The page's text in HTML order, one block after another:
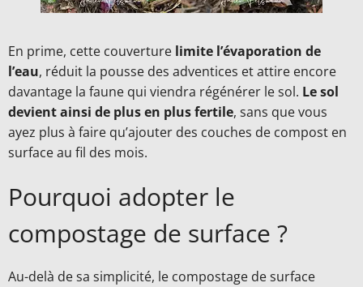
En prime, cette couverture limite l’évaporation de
l’eau, réduit la pousse des adventices et attire encore
davantage la faune qui viendra régénérer le sol. Le sol
devient ainsi de plus en plus fertile, sans que vous
ayez plus à faire qu’ajouter des couches de compost en
surface au fil des mois.
Pourquoi adopter le
compostage de surface ?
Au-delà de sa simplicité, le compostage de surface